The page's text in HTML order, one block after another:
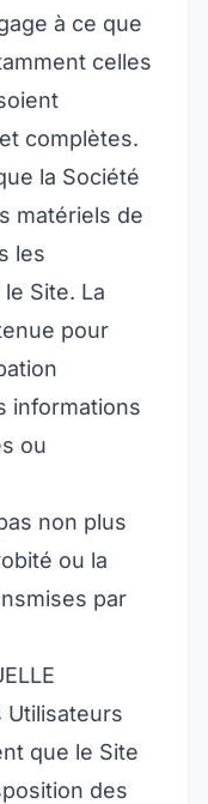
à ce que
celles
complètes.
la Société
matériels de
les
Site. La
pour
informations
ou
non plus
ou la
par
Utilisateurs
que le Site
des